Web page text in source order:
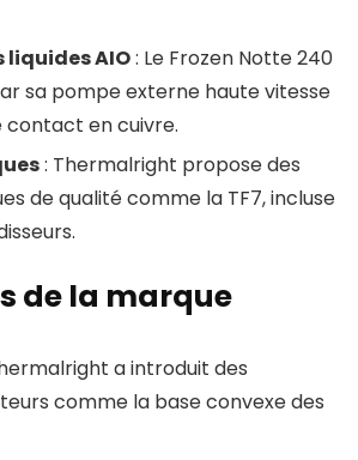
liquides AIO: Le Frozen Notte 240
sa pompe externe haute vitesse
contact en cuivre.
: Thermalright propose des
de qualité comme la TF7, incluse
de la marque
a introduit des
comme la base convexe des